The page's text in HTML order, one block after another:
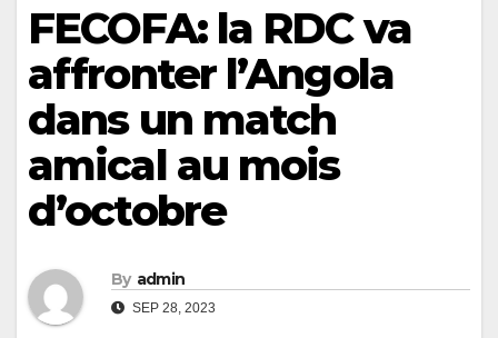
FECOFA: la RDC va
affronter l’Angola
dans un match
amical au mois
d’octobre
By admin
SEP 28, 2023